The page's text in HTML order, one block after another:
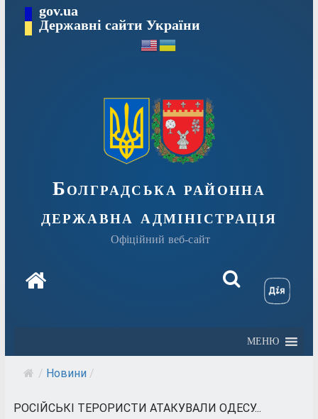
Перейтиgov.ua
Державні сайти України
Болградська районна
державна адміністрація
Офіційний веб-сайт
МЕНЮ
/ Новини /
РОСІЙСЬКІ ТЕРОРИСТИ АТАКУВАЛИ ОДЕСУ...